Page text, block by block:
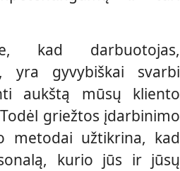
kad darbuotojas,
yra gyvybiškai svarbi
aukštą mūsų kliento
griežtos įdarbinimo
metodai užtikrina, kad
kurio jūs ir jūsų